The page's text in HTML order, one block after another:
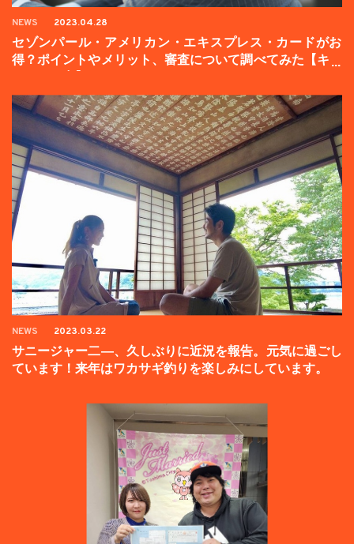
NEWS 2023.04.28
セゾンパール・アメリカン・エキスプレス・カードがお
得？ポイントやメリット、審査について調べてみた【キャ
NEWS 2023.03.22
サニージャー二―、久しぶりに近況を報告。元気に過ごし
ています！来年はワカサギ釣りを楽しみにしています。